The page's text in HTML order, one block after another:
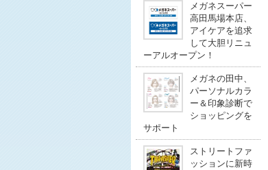
メガネスーパー
高田馬場本店、
アイケアを追求
して大胆リニュ
ーアルオープン！
メガネの田中、
パーソナルカラ
ー＆印象診断で
ショッピングを
サポート
ストリートファ
ッションに新時